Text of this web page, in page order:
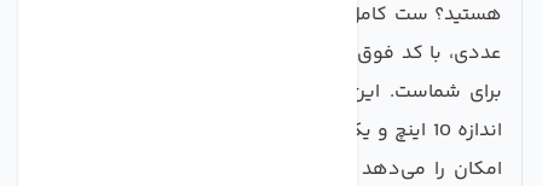
عددی، با کد فوق العاده با کیفیت تایوانی، انتخابی عالی
برای شماست. این مجموعه شامل دو هوزینگ مات در
اندازه 10 اینچ و یک هوزینگ شفاف است که به شما این
امکان را می‌دهد تا مراحل تصفیه آب خانگی خود را به